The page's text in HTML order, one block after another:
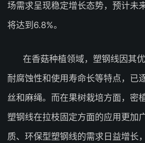
场需求呈现稳定增长态势，预计未
将达到6.8%。
在香菇种植领域，塑钢线因其
耐腐蚀性和使用寿命长等特点，已
丝和麻绳。而在果树栽培方面，密
塑钢线在拉枝固定方面的应用更加
质、环保型塑钢线的需求日益增长